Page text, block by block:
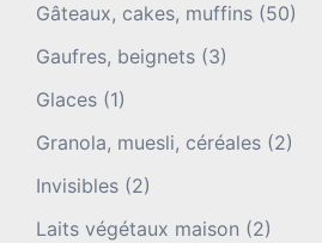
Gâteaux, cakes, muffins (50)
Gaufres, beignets (3)
Glaces (1)
Granola, muesli, céréales (2)
Invisibles (2)
Laits végétaux maison (2)